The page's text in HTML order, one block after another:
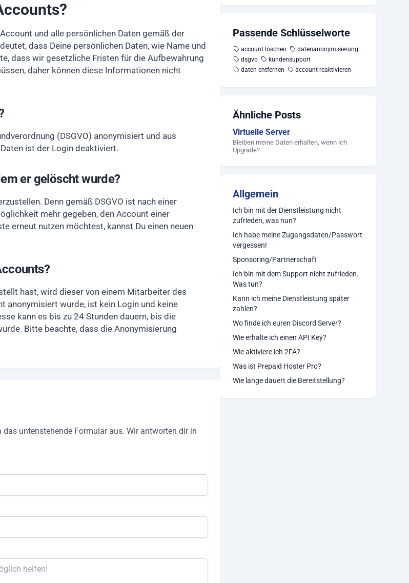
und alle persönlichen Daten gemäß der
dass Deine persönlichen Daten, wie Name und
dass wir gesetzliche Fristen für die Aufbewahrung
daher können diese Informationen nicht
(DSGVO) anonymisiert und aus
ist der Login deaktiviert.
er gelöscht wurde?
Denn gemäß DSGVO ist nach einer
mehr gegeben, den Account einer
erneut nutzen möchtest, kannst Du einen neuen
hast, wird dieser von einem Mitarbeiter des
anonymisiert wurde, ist kein Login und keine
kann es bis zu 24 Stunden dauern, bis die
Bitte beachte, dass die Anonymisierung
untenstehende Formular aus. Wir antworten dir in
Passende Schlüsselworte
account löschen
datenanonymisierung
dsgvo
kundensupport
daten entfernen
account reaktivieren
Ähnliche Posts
Virtuelle Server
Bleiben meine Daten erhalten, wenn ich
Upgrade?
Allgemein
Ich bin mit der Dienstleistung nicht
zufrieden, was nun?
Ich habe meine Zugangsdaten/Passwort
vergessen!
Sponsoring/Partnerschaft
Ich bin mit dem Support nicht zufrieden.
Was tun?
Kann ich meine Dienstleistung später
zahlen?
Wo finde ich euren Discord Server?
Wie erhalte ich einen API Key?
Wie aktiviere ich 2FA?
Was ist Prepaid Hoster Pro?
Wie lange dauert die Bereitstellung?